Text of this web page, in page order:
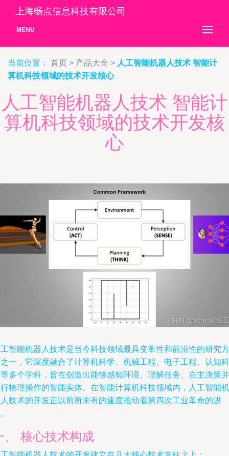
上海畅点信息科技有限公司
MENU
当前位置： 首页 > 产品大全 > 人工智能机器人技术 智能计
算机科技领域的技术开发核心
人工智能机器人技术 智能计
算机科技领域的技术开发核
心
智能机器人技术是当今科技领域最具变革性和前沿性的研究方
一，它深度融合了计算机科学、机械工程、电子工程、认知科
多个学科，旨在创造出能够感知环境、理解任务、自主决策并
物理操作的智能实体。在智能计算机科技领域内，人工智能机
技术的开发正以前所未有的速度推动着第四次工业革命的进
、 核心技术构成